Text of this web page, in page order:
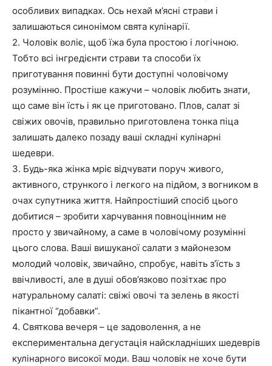
особливих випадках. Ось нехай м’ясні страви і
залишаються синонімом свята кулінарії.
2. Чоловік воліє, щоб їжа була простою і логічною.
Тобто всі інгредієнти страви та способи їх
приготування повинні бути доступні чоловічому
розумінню. Простіше кажучи – чоловік любить знати,
що саме він їсть і як це приготовано. Плов, салат зі
свіжих овочів, правильно приготовлена тонка піца
залишать далеко позаду ваші складні кулінарні
шедеври.
3. Будь-яка жінка мріє відчувати поруч живого,
активного, стрункого і легкого на підйом, з вогником в
очах супутника життя. Найпростіший спосіб цього
добитися – зробити харчування повноцінним не
просто у звичайному, а саме в чоловічому розумінні
цього слова. Ваші вишуканої салати з майонезом
молодий чоловік, звичайно, спробує, навіть з’їсть з
ввічливості, але в душі обов’язково позітхає про
натуральному салаті: свіжі овочі та зелень в якості
пікантної “добавки”.
4. Святкова вечеря – це задоволення, а не
експериментальна дегустація найскладніших шедеврів
кулінарного високої моди. Ваш чоловік не хоче бути